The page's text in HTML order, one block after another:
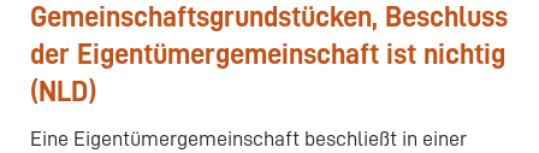
Gemeinschaftsgrundstücken, Beschluss
der Eigentümergemeinschaft ist nichtig
(NLD)
Eine Eigentümergemeinschaft beschließt in einer